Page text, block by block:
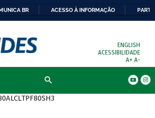
BR ACESSO À INFORMAÇÃO
ENGLISH
ACESSIBILIDADE
A+ A-